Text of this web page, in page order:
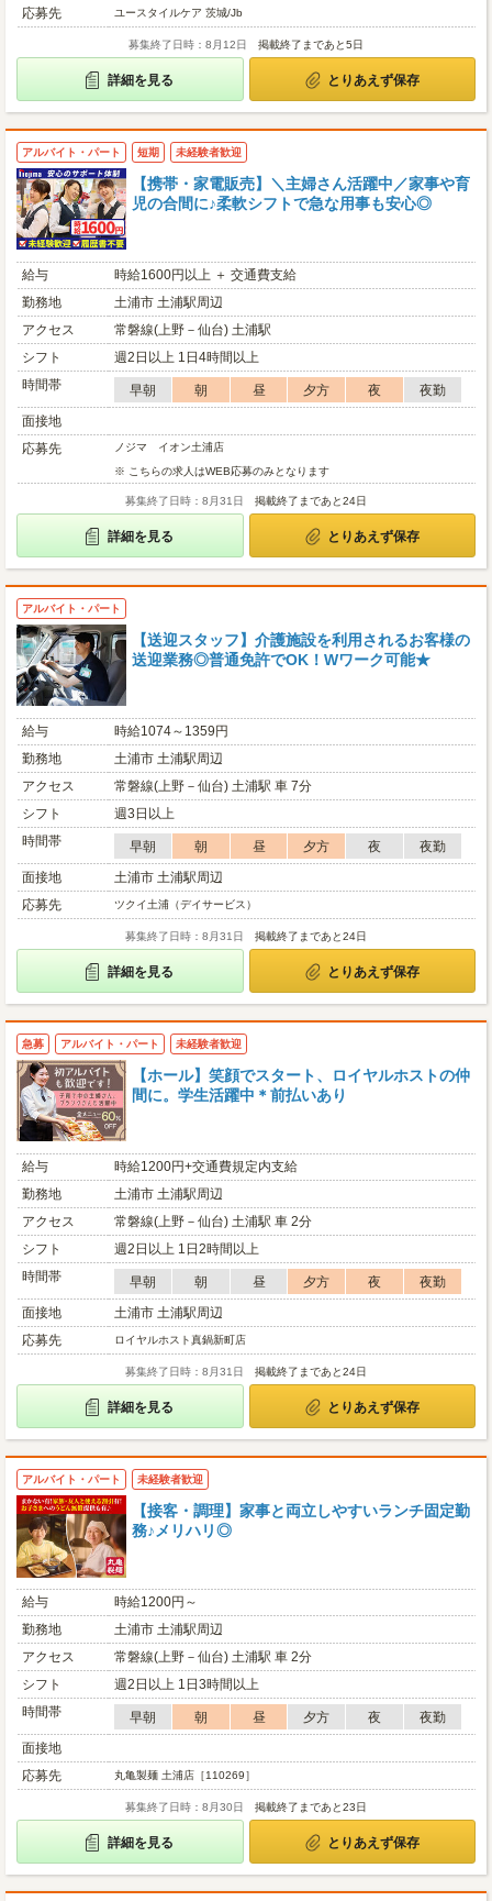
応募先 ユースタイルケア 茨城/Jb
募集終了日時：8月12日 掲載終了まであと5日
詳細を見る とりあえず保存
アルバイト・パート 短期 未経験者歓迎
【携帯・家電販売】＼主婦さん活躍中／家事や育
児の合間に♪柔軟シフトで急な用事も安心◎
給与
時給1600円以上 ＋ 交通費支給
勤務地
土浦市 土浦駅周辺
アクセス
常磐線(上野－仙台) 土浦駅
シフト
週2日以上 1日4時間以上
時間帯
早朝 朝 昼 夕方 夜
夜勤
面接地
応募先
ノジマ イオン土浦店
※ こちらの求人はWEB応募のみとなります
募集終了日時：8月31日 掲載終了まであと24日
詳細を見る とりあえず保存
アルバイト・パート
【送迎スタッフ】介護施設を利用されるお客様の
送迎業務◎普通免許でOK！Wワーク可能★
給与
時給1074～1359円
勤務地
土浦市 土浦駅周辺
アクセス
常磐線(上野－仙台) 土浦駅 車 7分
シフト
週3日以上
時間帯
早朝 朝 昼 夕方 夜
夜勤
面接地
土浦市 土浦駅周辺
応募先
ツクイ土浦（デイサービス）
募集終了日時：8月31日 掲載終了まであと24日
詳細を見る とりあえず保存
急募 アルバイト・パート 未経験者歓迎
【ホール】笑顔でスタート、ロイヤルホストの仲
間に。学生活躍中＊前払いあり
給与
時給1200円+交通費規定内支給
勤務地
土浦市 土浦駅周辺
アクセス
常磐線(上野－仙台) 土浦駅 車 2分
シフト
週2日以上 1日2時間以上
時間帯
早朝 朝 昼 夕方 夜
夜勤
面接地
土浦市 土浦駅周辺
応募先
ロイヤルホスト真鍋新町店
募集終了日時：8月31日 掲載終了まであと24日
詳細を見る とりあえず保存
アルバイト・パート 未経験者歓迎
【接客・調理】家事と両立しやすいランチ固定勤
務♪メリハリ◎
給与
時給1200円～
勤務地
土浦市 土浦駅周辺
アクセス
常磐線(上野－仙台) 土浦駅 車 2分
シフト
週2日以上 1日3時間以上
時間帯
早朝 朝 昼 夕方 夜
夜勤
面接地
応募先
丸亀製麺 土浦店［110269］
募集終了日時：8月30日 掲載終了まであと23日
詳細を見る とりあえず保存